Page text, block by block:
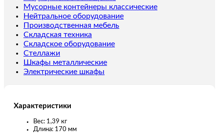
(закрытого
типа)
Мусорные контейнеры классические
Нейтральное оборудование
Производственная мебель
Складская техника
Складское оборудование
Стеллажи
Шкафы металлические
Электрические шкафы
Характеристики
Вес: 1,39 кг
Длина: 170 мм